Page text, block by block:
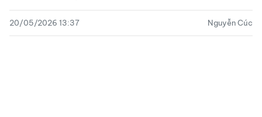
20/05/2026 13:37 Nguyễn Cúc